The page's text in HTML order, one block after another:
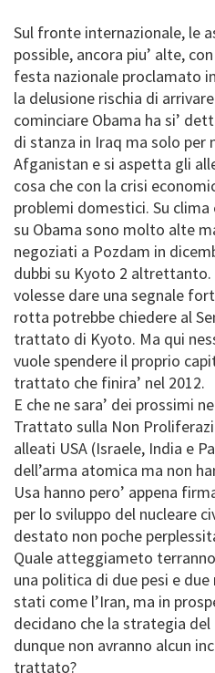
Sul fronte internazionale, le
possible, ancora piu’ alte,
festa nazionale proclamato
la delusione rischia di
cominciare Obama ha si’
di stanza in Iraq ma solo per
Afganistan e si aspetta gli
cosa che con la crisi
problemi domestici. Su
su Obama sono molto alte
negoziati a Pozdam in
dubbi su Kyoto 2 altrettanto.
volesse dare una segnale
rotta potrebbe chiedere al
trattato di Kyoto. Ma qui
vuole spendere il proprio
trattato che finira’ nel 2012.
E che ne sara’ dei prossimi
Trattato sulla Non
alleati USA (Israele, India e
dell’arma atomica ma non
Usa hanno pero’ appena
per lo sviluppo del nucleare
destato non poche
Quale atteggiameto
una politica di due pesi e
stati come l’Iran, ma in
decidano che la strategia
dunque non avranno alcun
trattato?